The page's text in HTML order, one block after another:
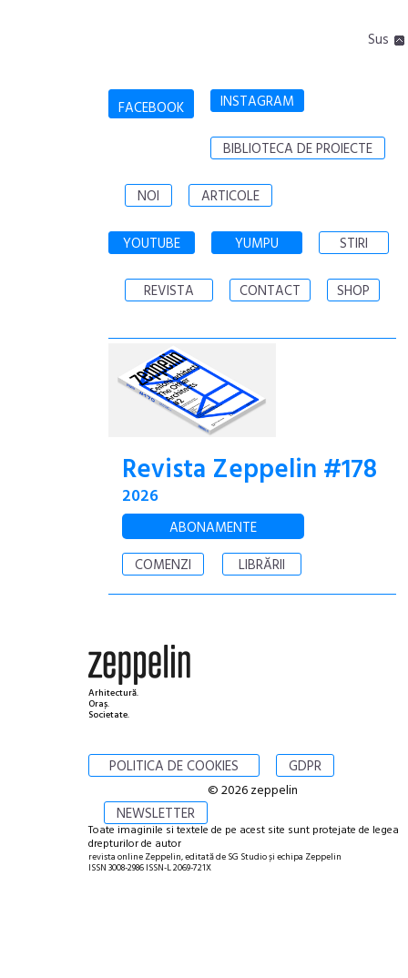
Sus
FACEBOOK INSTAGRAM
BIBLIOTECA DE PROIECTE
NOI ARTICOLE
YOUTUBE YUMPU STIRI
REVISTA CONTACT SHOP
Revista Zeppelin #178
2026
ABONAMENTE
COMENZI
LIBRĂRII
Arhitectură.
Oraș.
Societate.
POLITICA DE COOKIES GDPR
NEWSLETTER
© 2026 zeppelin
Toate imaginile si textele de pe acest site sunt protejate de legea
drepturilor de autor
revista online Zeppelin, editată de SG Studio și echipa Zeppelin
ISSN 3008-2986 ISSN-L 2069-721X